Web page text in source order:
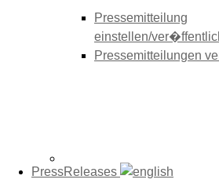
Pressemitteilung
einstellen/
Pressemitteilungen
PressReleases